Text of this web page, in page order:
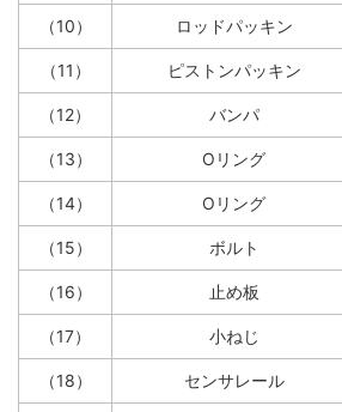
（10） ロッドパッキン
（11） ピストンパッキン
（12） バンパ
（13） Oリング
（14） Oリング
（15） ボルト
（16） 止め板
（17） 小ねじ
（18） センサレール